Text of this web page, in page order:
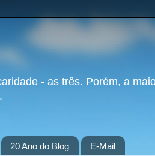
- as três. Porém, a
20 Ano do Blog E-Mail